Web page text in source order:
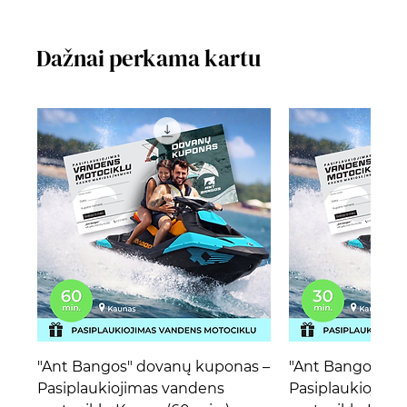
Dažnai perkama kartu
"Ant Bangos" dovanų kuponas –
Pasiplaukiojimas vandens
"Ant Bangos"